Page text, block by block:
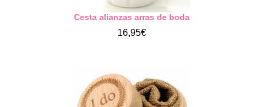
Cesta alianzas arras de boda
16,95€